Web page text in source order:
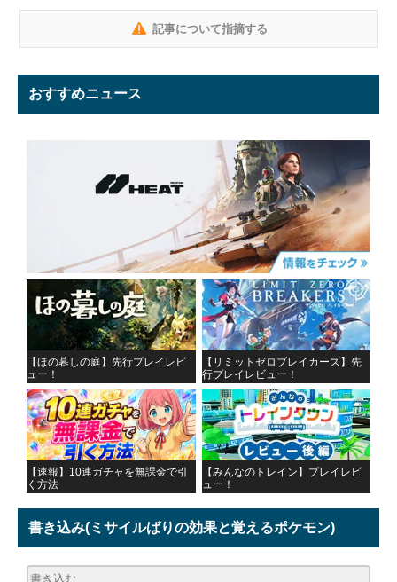
記事について指摘する
おすすめニュース
【ほの暮しの庭】先行プレイレビ
ュー！
【リミットゼロブレイカーズ】先
行プレイレビュー！
【速報】10連ガチャを無課金で引
く方法
【みんなのトレイン】プレイレビ
ュー！
書き込み(ミサイルばりの効果と覚えるポケモン)